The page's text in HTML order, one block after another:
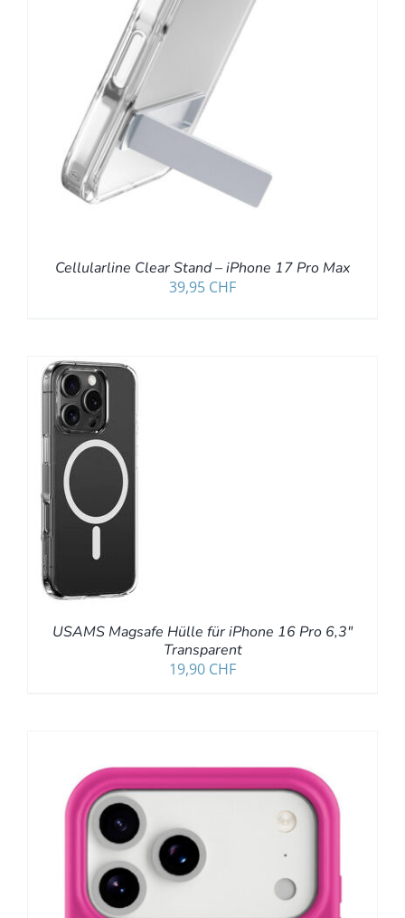
Cellularline Clear Stand – iPhone 17 Pro Max
39,95 CHF
USAMS Magsafe Hülle für iPhone 16 Pro 6,3″
Transparent
19,90 CHF